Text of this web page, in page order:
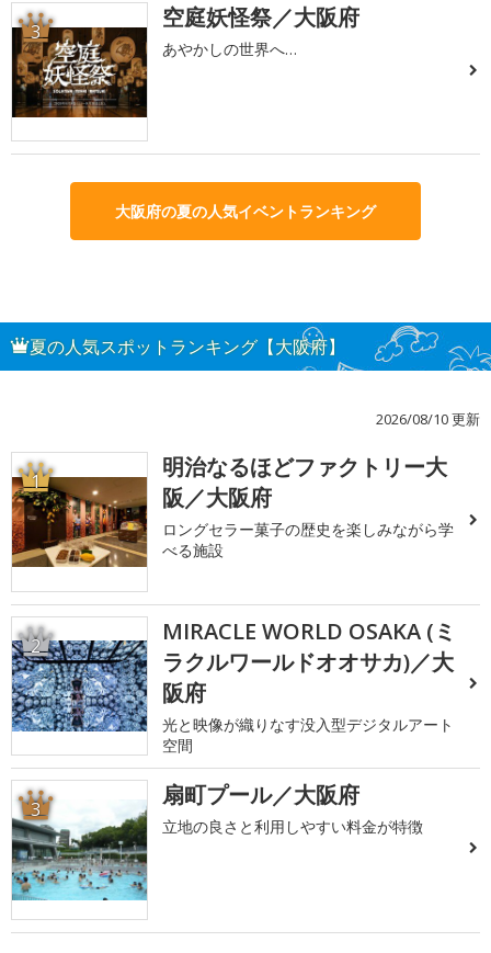
3 空庭妖怪祭／大阪府
あやかしの世界へ…
大阪府の夏の人気イベントランキング
夏の人気スポットランキング【大阪府】
2026/08/10 更新
1
明治なるほどファクトリー大
阪／大阪府
ロングセラー菓子の歴史を楽しみながら学
べる施設
2
MIRACLE WORLD OSAKA (ミ
ラクルワールドオオサカ)／大
阪府
光と映像が織りなす没入型デジタルアート
空間
3 扇町プール／大阪府
立地の良さと利用しやすい料金が特徴